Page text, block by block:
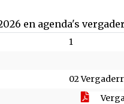
en agenda's
1
02